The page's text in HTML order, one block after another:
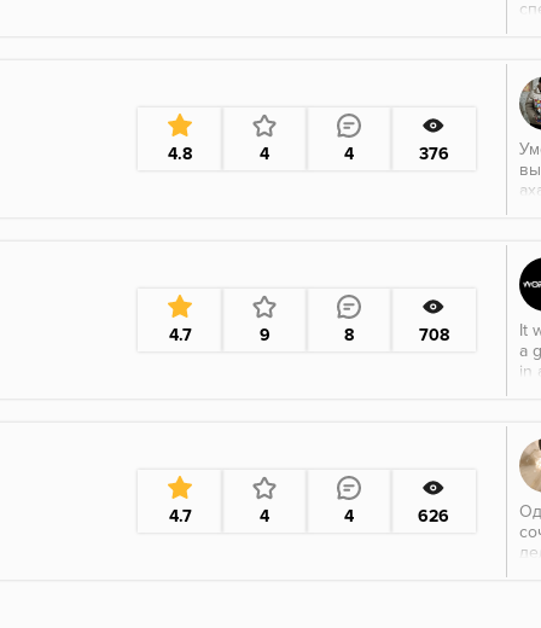
4.8 4 4 376
4.7 9 8 708
It
a
in
4.7 4 4 626